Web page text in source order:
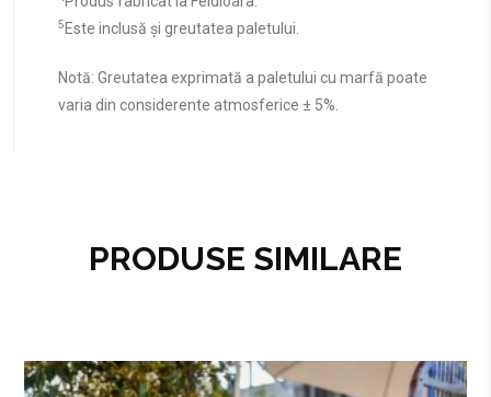
5 Este inclusă și greutatea paletului.
Notă: Greutatea exprimată a paletului cu marfă poate
varia din considerente atmosferice ± 5%.
PRODUSE SIMILARE